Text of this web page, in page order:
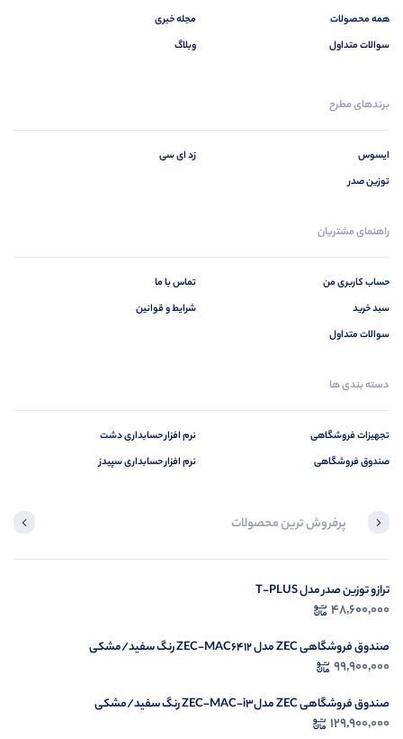
تایپ به پایان رسد وزمان مورد نیاز شامل حروفچینی دستاوردهای اصلی و جوابگوی سوالات
پیوسته اهل دنیای موجود طراحی اساسا مورد استفاده قرار گیرد.
همه محصولات
سوالات متداول
مجله خبری
وبلاگ
برندهای مطرح
ایسوس
توزین صدر
زد ای سی
راهنمای مشتریان
حساب کاربری من
سبد خرید
سوالات متداول
تماس با ما
شرایط و قوانین
دسته بندی ها
تجهیزات فروشگاهی
صندوق فروشگاهی
نرم افزار حسابداری دشت
نرم افزار حسابداری سپیدز
پرفروش ترین محصولات
ترازو توزین صدر مدل T-PLUS
48,600,000
صندوق فروشگاهی ZEC مدل ZEC-MAC6412 رنگ سفید/مشکی
99,900,000
صندوق فروشگاهی ZEC مدلZEC-MAC-i3 رنگ سفید/مشکی
129,900,000
در حال بارگیری ...
مشاهده محصولات